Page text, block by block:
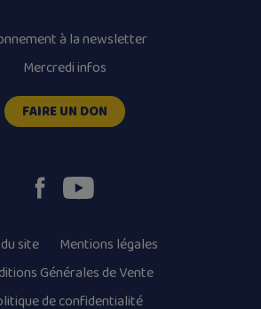
à la newsletter
Mercredi infos
FAIRE UN DON
site
Mentions légales
Générales de Vente
de confidentialité